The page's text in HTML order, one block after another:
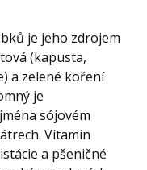
je jeho zdrojem
(kapusta,
a zelené koření
je
sójovém
Vitamin
a pšeničné